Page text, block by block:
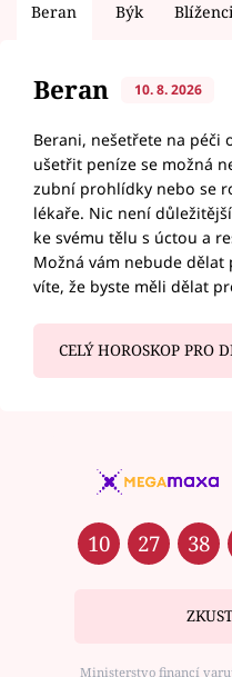
Beran Býk
Beran 10. 8. 2026
Berani, nešetřete na péči
ušetřit peníze se možná
zubní prohlídky nebo se
lékaře. Nic není
ke svému tělu s úctou a
Možná vám nebude
víte, že byste měli dělat
CELÝ HOROSKOP PRO
10 27 38
Ministerstvo financí